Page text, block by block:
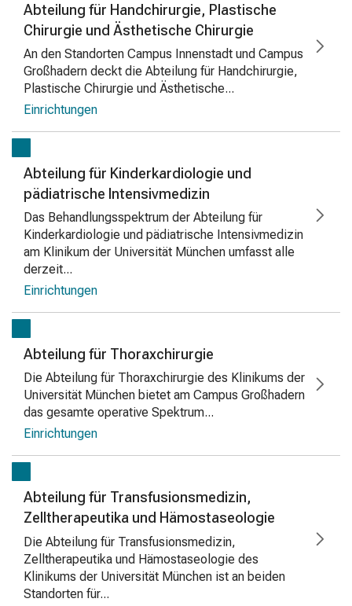
Abteilung für Handchirurgie, Plastische
Chirurgie und Ästhetische Chirurgie
An den Standorten Campus Innenstadt und Campus
Großhadern deckt die Abteilung für Handchirurgie,
Plastische Chirurgie und Ästhetische...
Einrichtungen
Abteilung für Kinderkardiologie und
pädiatrische Intensivmedizin
Das Behandlungsspektrum der Abteilung für
Kinderkardiologie und pädiatrische Intensivmedizin
am Klinikum der Universität München umfasst alle
derzeit...
Einrichtungen
Abteilung für Thoraxchirurgie
Die Abteilung für Thoraxchirurgie des Klinikums der
Universität München bietet am Campus Großhadern
das gesamte operative Spektrum...
Einrichtungen
Abteilung für Transfusionsmedizin,
Zelltherapeutika und Hämostaseologie
Die Abteilung für Transfusionsmedizin,
Zelltherapeutika und Hämostaseologie des
Klinikums der Universität München ist an beiden
Standorten für...